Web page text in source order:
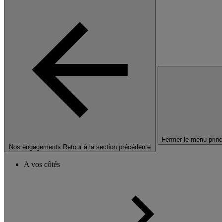
Nos engagements Retour à la section précédente
Fermer le menu
A vos côtés